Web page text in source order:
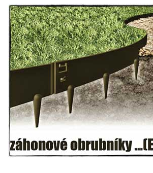
Kříž Johannese Herlta poblíž domu čp. 428
v Mikulášovicích
Drascheho kříž na zahradě domu čp. 915 v
Mikulášovicích
Hillův kříž u domu čp. 436 v Mikulášovicích
Hampelův kříž západně od dolního nádraží
v Mikulášovicích
Kříž před kostelem svatých Petra a Pavla v
Růžové
Centrální kříž na starém hřbitově ve
Vilémově